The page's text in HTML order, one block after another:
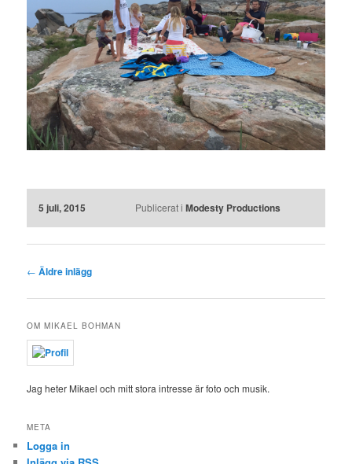
5 juli, 2015 Publicerat i Modesty Productions
Inläggsnavigering
← Äldre inlägg
OM MIKAEL BOHMAN
Jag heter Mikael och mitt stora intresse är foto och musik.
META
Logga in